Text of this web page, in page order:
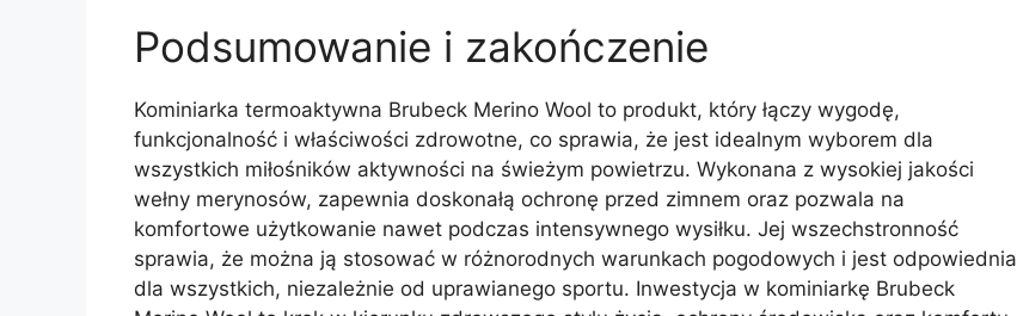
Podsumowanie i zakończenie
Kominiarka termoaktywna Brubeck Merino Wool to produkt, który łączy wygodę,
funkcjonalność i właściwości zdrowotne, co sprawia, że jest idealnym wyborem dla
wszystkich miłośników aktywności na świeżym powietrzu. Wykonana z wysokiej jakości
wełny merynosów, zapewnia doskonałą ochronę przed zimnem oraz pozwala na
komfortowe użytkowanie nawet podczas intensywnego wysiłku. Jej wszechstronność
sprawia, że można ją stosować w różnorodnych warunkach pogodowych i jest odpowiednia
dla wszystkich, niezależnie od uprawianego sportu. Inwestycja w kominiarkę Brubeck